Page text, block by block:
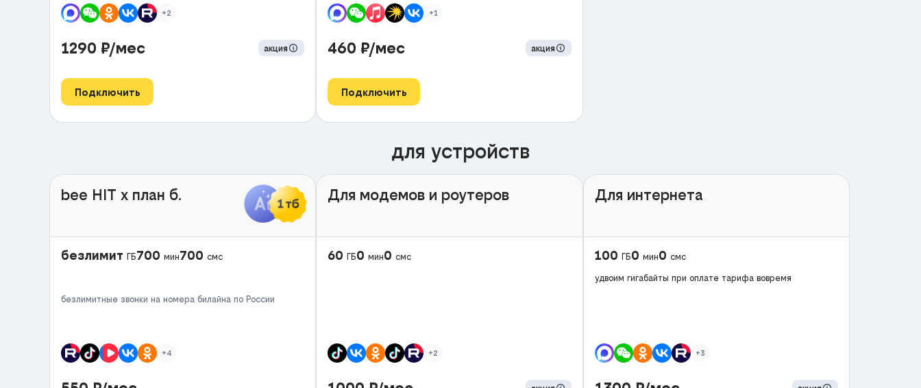
+2
1290 ₽/мес акция
Подключить
+1
460 ₽/мес акция
Подключить
для устройств
bee HIT x план б.
безлимит ГБ700 мин700 смс
безлимитные звонки на номера билайна по России
+4
Для модемов и роутеров
60 ГБ0 мин0 смс
+2
Для интернета
100 ГБ0 мин0 смс
удвоим гигабайты при оплате тарифа вовремя
+3